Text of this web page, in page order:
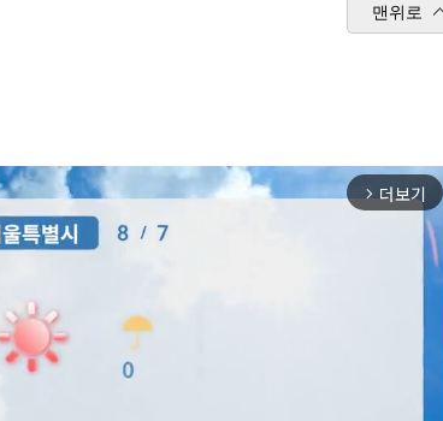
맨위로
arrow_forward_ios 더보기